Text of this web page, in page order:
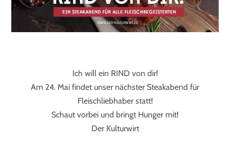
Ich will ein RIND von dir!
Am 24. Mai findet unser nächster Steakabend für
Fleischliebhaber statt!
Schaut vorbei und bringt Hunger mit!
Der Kulturwirt